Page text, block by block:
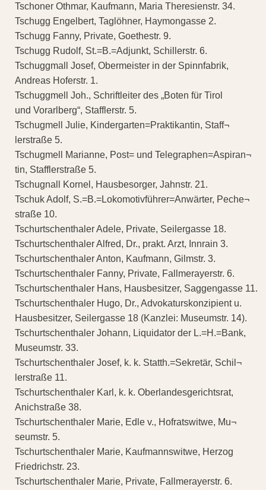
Tschoner Othmar, Kaufmann, Maria Theresienstr. 34.
Tschugg Engelbert, Taglöhner, Haymongasse 2.
Tschugg Fanny, Private, Goethestr. 9.
Tschugg Rudolf, St.=B.=Adjunkt, Schillerstr. 6.
Tschuggmall Josef, Obermeister in der Spinnfabrik,
Andreas Hoferstr. 1.
Tschuggmell Joh., Schriftleiter des „Boten für Tirol
und Vorarlberg“, Stafflerstr. 5.
Tschugmell Julie, Kindergarten=Praktikantin, Staff¬
lerstraße 5.
Tschugmell Marianne, Post= und Telegraphen=Aspiran¬
tin, Stafflerstraße 5.
Tschugnall Kornel, Hausbesorger, Jahnstr. 21.
Tschuk Adolf, S.=B.=Lokomotivführer=Anwärter, Peche¬
straße 10.
Tschurtschenthaler Adele, Private, Seilergasse 18.
Tschurtschenthaler Alfred, Dr., prakt. Arzt, Innrain 3.
Tschurtschenthaler Anton, Kaufmann, Gilmstr. 3.
Tschurtschenthaler Fanny, Private, Fallmerayerstr. 6.
Tschurtschenthaler Hans, Hausbesitzer, Saggengasse 11.
Tschurtschenthaler Hugo, Dr., Advokaturskonzipient u.
Hausbesitzer, Seilergasse 18 (Kanzlei: Museumstr. 14).
Tschurtschenthaler Johann, Liquidator der L.=H.=Bank,
Museumstr. 33.
Tschurtschenthaler Josef, k. k. Statth.=Sekretär, Schil¬
lerstraße 11.
Tschurtschenthaler Karl, k. k. Oberlandesgerichtsrat,
Anichstraße 38.
Tschurtschenthaler Marie, Edle v., Hofratswitwe, Mu¬
seumstr. 5.
Tschurtschenthaler Marie, Kaufmannswitwe, Herzog
Friedrichstr. 23.
Tschurtschenthaler Marie, Private, Fallmerayerstr. 6.